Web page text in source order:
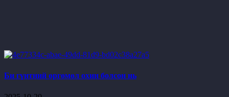
Би гүнтний өргөмөл охин болсон нь